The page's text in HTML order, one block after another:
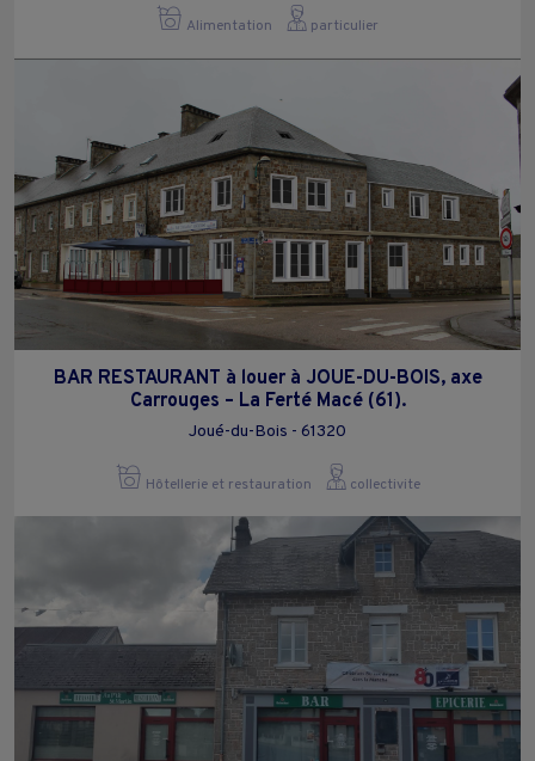
Alimentation particulier
BAR RESTAURANT à louer à JOUE-DU-BOIS, axe
Carrouges – La Ferté Macé (61).
Joué-du-Bois - 61320
Hôtellerie et restauration collectivite